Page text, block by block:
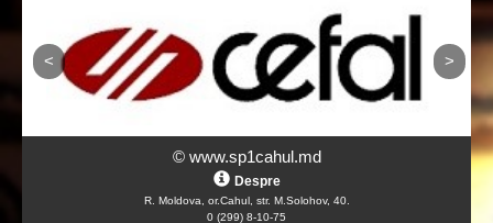
© www.sp1cahul.md
Despre
R. Moldova, or.Cahul, str. M.Solohov, 40.
0 (299) 8-10-75